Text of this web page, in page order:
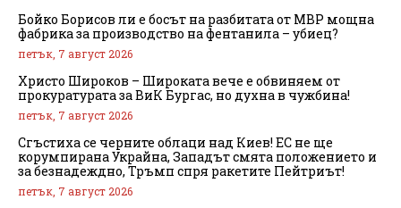
Бойко Борисов ли е босът на разбитата от МВР мощна
фабрика за производство на фентанила – убиец?
петък, 7 август 2026
Христо Широков – Широката вече е обвиняем от
прокуратурата за ВиК Бургас, но духна в чужбина!
петък, 7 август 2026
Сгъстиха се черните облаци над Киев! ЕС не ще
корумпирана Украйна, Западът смята положението и
за безнадеждно, Тръмп спря ракетите Пейтриът!
петък, 7 август 2026